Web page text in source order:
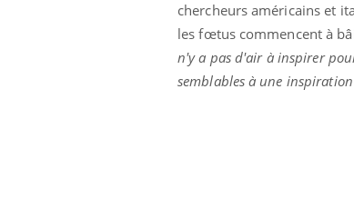
chercheurs américains et
les fœtus commencent à
n'y a pas d'air à inspirer
semblables à une